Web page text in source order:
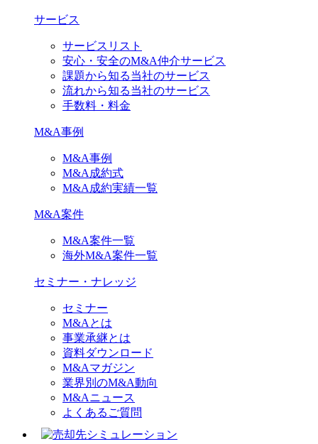
サービス
サービスリスト
安心・安全のM&A仲介サービス
課題から知る当社のサービス
流れから知る当社のサービス
手数料・料金
M&A事例
M&A事例
M&A成約式
M&A成約実績一覧
M&A案件
M&A案件一覧
海外M&A案件一覧
セミナー・ナレッジ
セミナー
M&Aとは
事業承継とは
資料ダウンロード
M&Aマガジン
業界別のM&A動向
M&Aニュース
よくあるご質問